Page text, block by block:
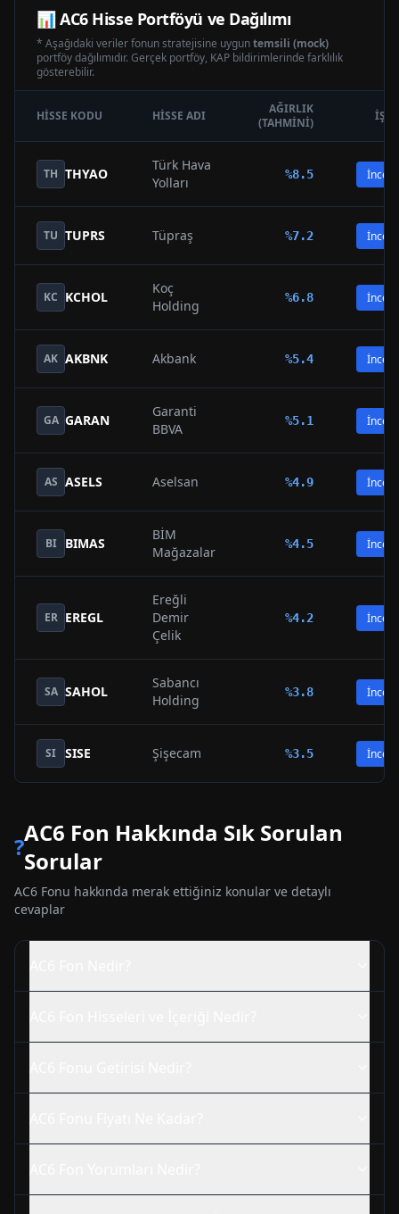
📊AC6Hisse Portföyü ve Dağılımı
* Aşağıdaki veriler fonun stratejisine uyguntemsili (mock)
portföy dağılımıdır. Gerçek portföy, KAP bildirimlerinde farklılık
gösterebilir.
HISSE KODU HISSE ADI
AĞIRLIK
(TAHMINI)
TH THYAO
Türk Hava
Yolları
%8.5 İncele
TU TUPRS Tüpraş %7.2 İncele
KC KCHOL
Koç
Holding
%6.8 İncele
AK AKBNK Akbank %5.4 İncele
GA GARAN
Garanti
BBVA
%5.1 İncele
AS ASELS Aselsan %4.9 İncele
BI BIMAS
BİM
Mağazalar
%4.5 İncele
ER EREGL
Ereğli
Demir
Çelik
%4.2 İncele
SA SAHOL
Sabancı
Holding
%3.8 İncele
SI SISE Şişecam %3.5 İncele
?AC6 Fon Hakkında Sık Sorulan
Sorular
AC6 Fonu hakkında merak ettiğiniz konular ve detaylı
cevaplar